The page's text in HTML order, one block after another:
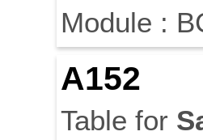
Module :
A152
Table for